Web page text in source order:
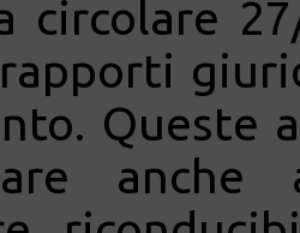
circolare
Queste